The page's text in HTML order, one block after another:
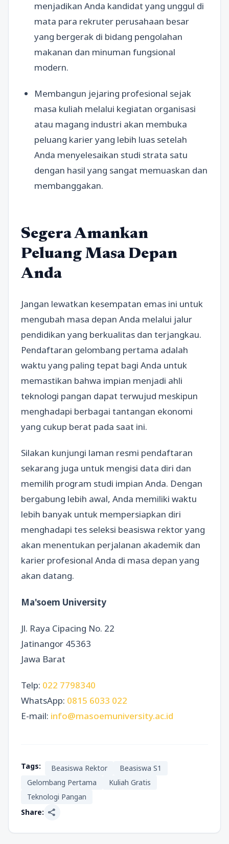
menjadikan Anda kandidat yang unggul di
mata para rekruter perusahaan besar
yang bergerak di bidang pengolahan
makanan dan minuman fungsional
modern.
Membangun jejaring profesional sejak
masa kuliah melalui kegiatan organisasi
atau magang industri akan membuka
peluang karier yang lebih luas setelah
Anda menyelesaikan studi strata satu
dengan hasil yang sangat memuaskan dan
membanggakan.
Segera Amankan
Peluang Masa Depan
Anda
Jangan lewatkan kesempatan emas ini untuk
mengubah masa depan Anda melalui jalur
pendidikan yang berkualitas dan terjangkau.
Pendaftaran gelombang pertama adalah
waktu yang paling tepat bagi Anda untuk
memastikan bahwa impian menjadi ahli
teknologi pangan dapat terwujud meskipun
menghadapi berbagai tantangan ekonomi
yang cukup berat pada saat ini.
Silakan kunjungi laman resmi pendaftaran
sekarang juga untuk mengisi data diri dan
memilih program studi impian Anda. Dengan
bergabung lebih awal, Anda memiliki waktu
lebih banyak untuk mempersiapkan diri
menghadapi tes seleksi beasiswa rektor yang
akan menentukan perjalanan akademik dan
karier profesional Anda di masa depan yang
akan datang.
Ma'soem University
Jl. Raya Cipacing No. 22
Jatinangor 45363
Jawa Barat
Telp: 022 7798340
WhatsApp: 0815 6033 022
E-mail: info@masoemuniversity.ac.id
Tags: Beasiswa Rektor
Beasiswa S1
Gelombang Pertama
Kuliah Gratis
Teknologi Pangan
Share: share